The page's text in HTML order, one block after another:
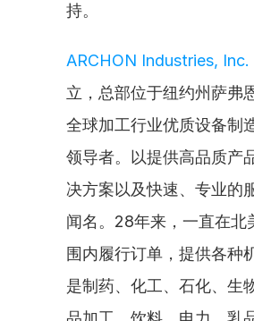
持。
ARCHON Industries, Inc.
立，总部位于纽约州萨弗
全球加工行业优质设备制
领导者。以提供高品质产
决方案以及快速、专业的
闻名。28年来，一直在北
围内履行订单，提供各种
是制药、化工、石化、生